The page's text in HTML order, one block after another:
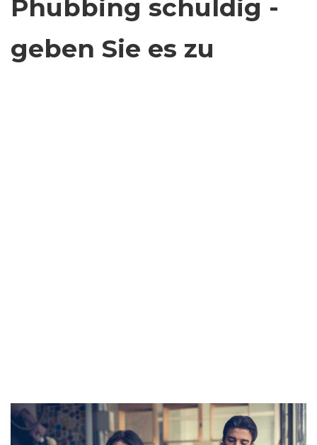
Phubbing schuldig -
geben Sie es zu